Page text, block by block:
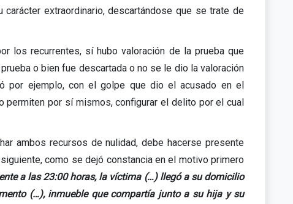
extraordinario, descartándose que se trate de
los recurrentes, sí hubo valoración de la prueba que
o bien fue descartada o no se le dio la valoración
por ejemplo, con el golpe que dio el acusado en el
permiten por sí mismos, configurar el delito por el cual
ambos recursos de nulidad, debe hacerse presente
como se dejó constancia en el motivo primero
a las 23:00 horas, la víctima (…) llegó a su domicilio
(…), inmueble que compartía junto a su hija y su